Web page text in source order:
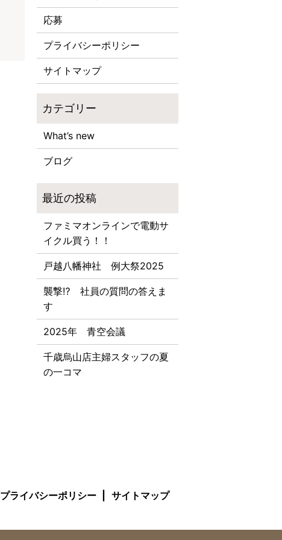
応募
プライバシーポリシー
サイトマップ
What’s new
ブログ
ファミマオンラインで電動サ
イクル買う！！
戸越八幡神社 例大祭2025
襲撃⁉ 社員の質問の答えま
す
2025年 青空会議
千歳烏山店主婦スタッフの夏
の一コマ
プライバシーポリシー サイトマップ